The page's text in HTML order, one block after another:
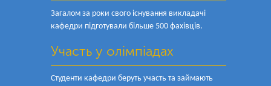
Загалом за роки свого існування викладачі
кафедри підготували більше 500 фахівців.
Участь у олімпіадах
Студенти кафедри беруть участь та займають